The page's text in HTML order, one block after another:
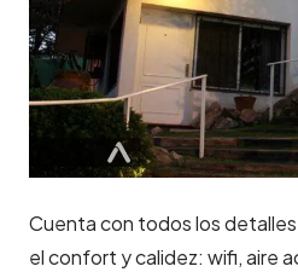
Cuenta con todos los
el confort y calidez: wifi, aire